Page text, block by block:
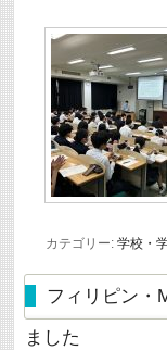
カテゴリー: 学校・
フィリピン・
ました